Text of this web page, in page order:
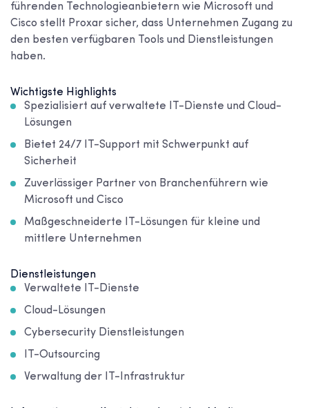
führenden Technologieanbietern wie Microsoft und
Cisco stellt Proxar sicher, dass Unternehmen Zugang zu
den besten verfügbaren Tools und Dienstleistungen
haben.
Wichtigste Highlights
Spezialisiert auf verwaltete IT-Dienste und Cloud-
Lösungen
Bietet 24/7 IT-Support mit Schwerpunkt auf
Sicherheit
Zuverlässiger Partner von Branchenführern wie
Microsoft und Cisco
Maßgeschneiderte IT-Lösungen für kleine und
mittlere Unternehmen
Dienstleistungen
Verwaltete IT-Dienste
Cloud-Lösungen
Cybersecurity Dienstleistungen
IT-Outsourcing
Verwaltung der IT-Infrastruktur